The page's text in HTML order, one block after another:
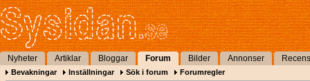
Nyheter Artiklar Bloggar Forum Bilder Annonser
Bevakningar Inställningar Sök i forum Forumregler